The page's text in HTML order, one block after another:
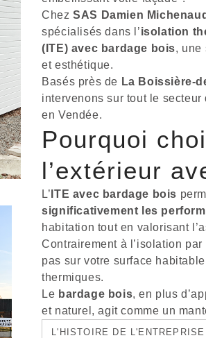
ChezSAS Damien
spécialisés dans l’isolation
(ITE) avec bardage bois, une
et esthétique.
Basés près de La Boissière-
intervenons sur tout le
en Vendée.
Pourquoi
l’extérieur
L’ ITE avec bardage bois
significativement les
habitation tout en valorisant
Contrairement à l’isolation par
pas sur votre surface
thermiques.
Le bardage bois, en plus
et naturel, agit comme un
L'HISTOIRE DE L'ENTREPRISE